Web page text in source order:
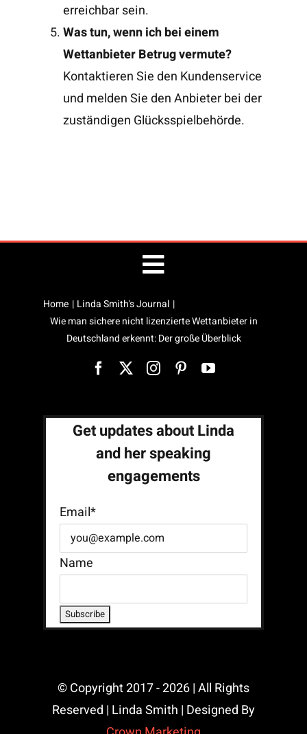
erreichbar sein.
Was tun, wenn ich bei einem
Wettanbieter Betrug vermute?
Kontaktieren Sie den Kundenservice
und melden Sie den Anbieter bei der
zuständigen Glücksspielbehörde.
Toggle
Navigation
Public Speaking
Home
Linda Smith's Journal
Wie man sichere nicht lizenzierte Wettanbieter in
Deutschland erkennt: Der große Überblick
Get updates about Linda
and her speaking
engagements
Email*
Name
© Copyright 2017 - 2026 | All Rights
Reserved | Linda Smith | Designed By